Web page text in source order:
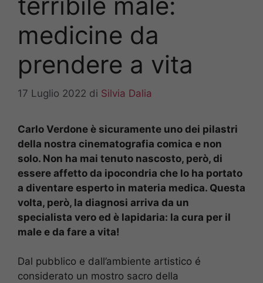
medicine da
prendere a vita
17 Luglio 2022 di Silvia Dalia
Carlo Verdone è sicuramente uno dei pilastri
della nostra cinematografia comica e non
solo. Non ha mai tenuto nascosto, però, di
essere affetto da ipocondria che lo ha portato
a diventare esperto in materia medica. Questa
volta, però, la diagnosi arriva da un
specialista vero ed è lapidaria: la cura per il
male e da fare a vita!
Dal pubblico e dall’ambiente artistico é
considerato un mostro sacro della